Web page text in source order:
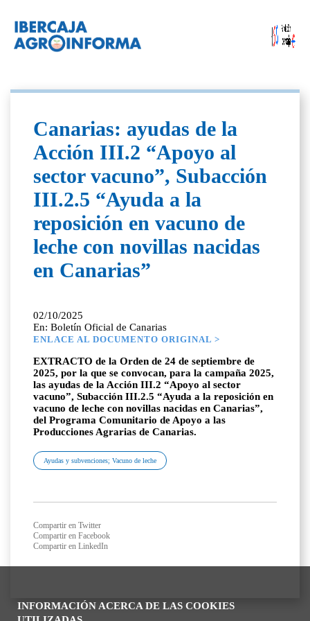
INFORMACIÓN ACERCA DE LAS COOKIES
Canarias: ayudas de la
Acción III.2 “Apoyo al
sector vacuno”, Subacción
III.2.5 “Ayuda a la
reposición en vacuno de
leche con novillas nacidas
en Canarias”
02/10/2025
En: Boletín Oficial de Canarias
ENLACE AL DOCUMENTO ORIGINAL >
EXTRACTO de la Orden de 24 de septiembre de
2025, por la que se convocan, para la campaña 2025,
las ayudas de la Acción III.2 “Apoyo al sector
vacuno”, Subacción III.2.5 “Ayuda a la reposición en
vacuno de leche con novillas nacidas en Canarias”,
del Programa Comunitario de Apoyo a las
Producciones Agrarias de Canarias.
Ayudas y subvenciones; Vacuno de leche
Compartir en Twitter
Compartir en Facebook
Compartir en LinkedIn